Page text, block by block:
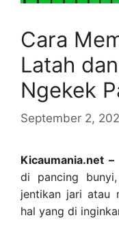
Cara
Latah
Ngekek
September 2,
Kicaumania.net –
di pancing
jentikan jari atau
hal yang di